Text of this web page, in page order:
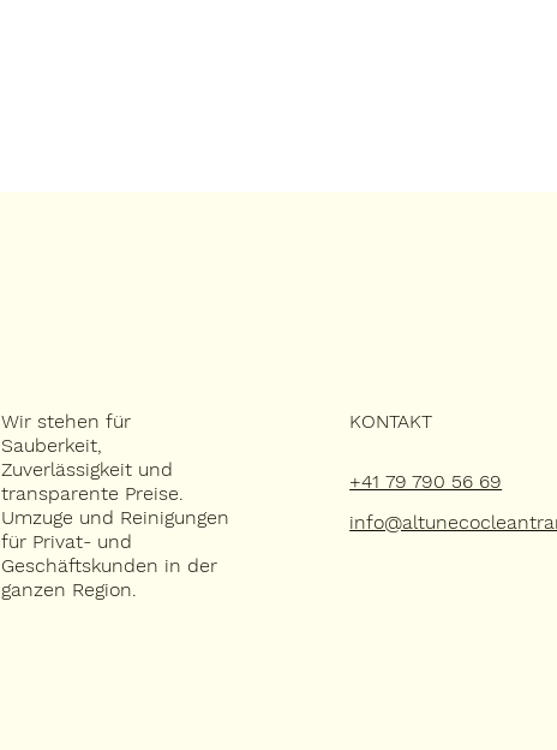
Wir stehen für
Sauberkeit,
Zuverlässigkeit und
transparente Preise.
Umzuge und Reinigungen
für Privat- und
Geschäftskunden in der
ganzen Region.
KONTAKT
+41 79 790 56 69